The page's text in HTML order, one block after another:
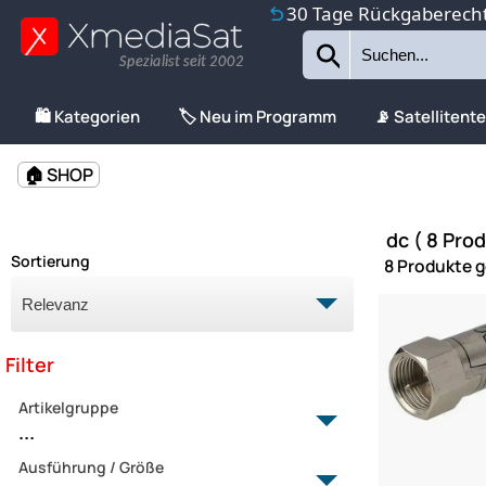
30 Tage
Spezialist seit 2002
🛍️ Kategorien 🏷️ Neu im Programm 📡
🏠 SHOP
Sortierung
Filter
Artikelgruppe
...
Abschlusswiderstände
Ausführung / Größe
dc ( 8
8 Produkte